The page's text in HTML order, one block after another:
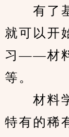
有了基
就可以开
习——材
等。
材料学
特有的稀